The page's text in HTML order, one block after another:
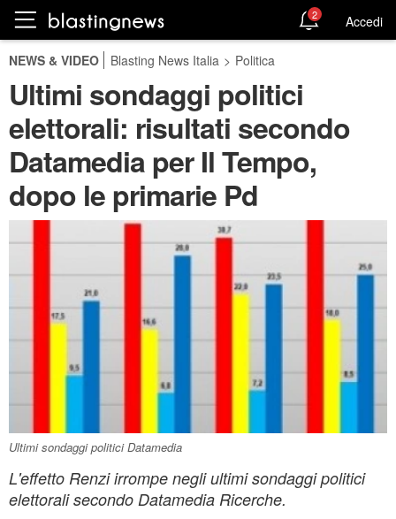
2 Accedi
NEWS & VIDEO Blasting News Italia > Politica
Ultimi sondaggi politici
elettorali: risultati secondo
Datamedia per Il Tempo,
dopo le primarie Pd
Ultimi sondaggi politici Datamedia
L'effetto Renzi irrompe negli ultimi sondaggi politici
elettorali secondo Datamedia Ricerche.